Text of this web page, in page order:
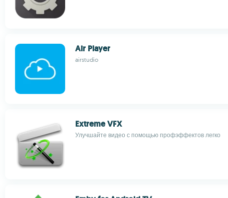
Air Player
airstudio
Extreme VFX
Улучшайте видео с помощью профэффектов легко